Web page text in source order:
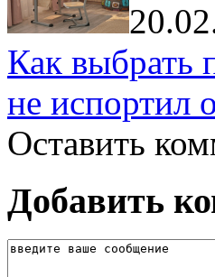
Как выбрать
не испортил
Оставить
Добавить